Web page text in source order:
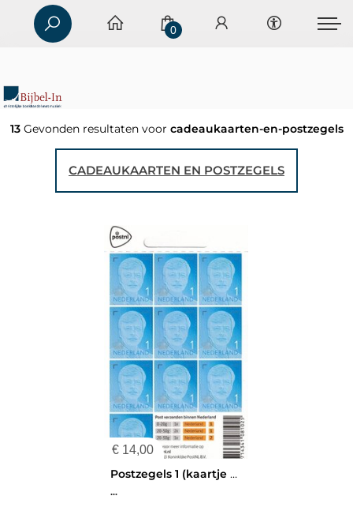
0
13 Gevonden resultaten voor cadeaukaarten-en-postzegels
CADEAUKAARTEN EN POSTZEGELS
€ 14,00
Postzegels 1 (kaartje met 10 stuks)
...